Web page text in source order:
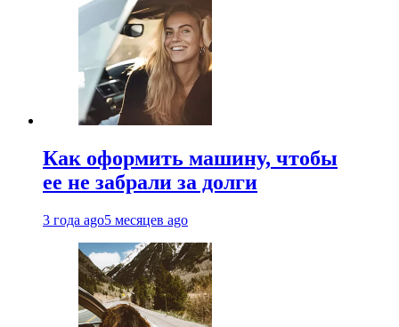
Как оформить машину, чтобы
ее не забрали за долги
3 года ago5 месяцев ago